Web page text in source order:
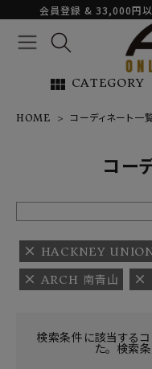
会員登録 & 33,000円以
view_module CATEGORY
NEW ARRIVAL
ARCH EXCLUSIVE
BRAND
CATEGORY
HOME コーディネート一
コー
HACKNEY
ARCH 南青山
検索条件に該当するコ
た。 検索